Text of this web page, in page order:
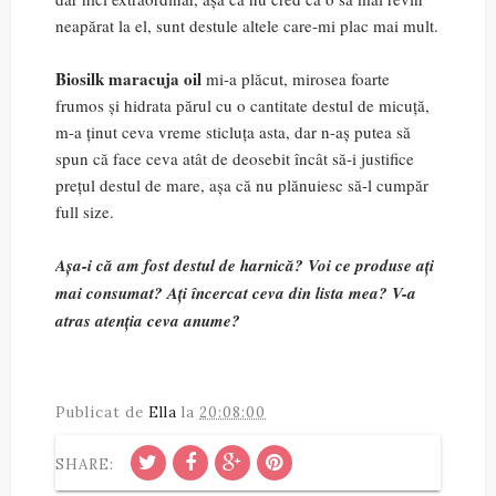
neapărat la el, sunt destule altele care-mi plac mai mult.
Biosilk maracuja oil mi-a plăcut, mirosea foarte
frumos și hidrata părul cu o cantitate destul de micuță,
m-a ținut ceva vreme sticluța asta, dar n-aș putea să
spun că face ceva atât de deosebit încât să-i justifice
prețul destul de mare, așa că nu plănuiesc să-l cumpăr
full size.
Așa-i că am fost destul de harnică? Voi ce produse ați
mai consumat? Ați încercat ceva din lista mea? V-a
atras atenția ceva anume?
Publicat de Ella la 20:08:00
SHARE: